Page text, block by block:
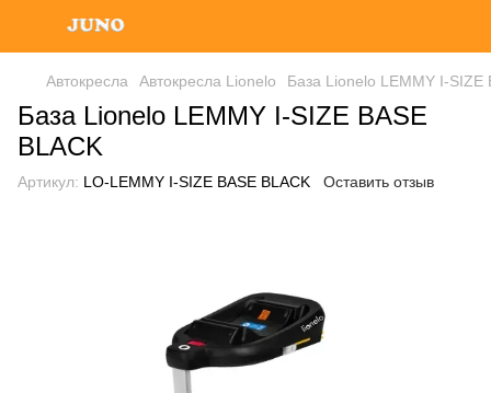
Автокресла Автокресла Lionelo База Lionelo LEMMY I-SIZE
База Lionelo LEMMY I-SIZE BASE
BLACK
Артикул: LO-LEMMY I-SIZE BASE BLACK Оставить отзыв